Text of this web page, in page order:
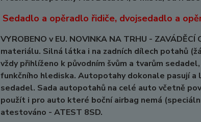
Sedadlo a opěradlo řidiče, dvojsedadlo a
VYROBENO v EU. NOVINKA NA TRHU -
materiálu. Silná látka i na zadních dílech potahů
vždy přihlíženo k původním švům a tvarům
funkčního hlediska. Autopotahy dokonale pasují a
sedadel. Sada autopotahů na celé auto včetně
použít i pro auto které boční airbag nemá
atestováno - ATEST 8SD.